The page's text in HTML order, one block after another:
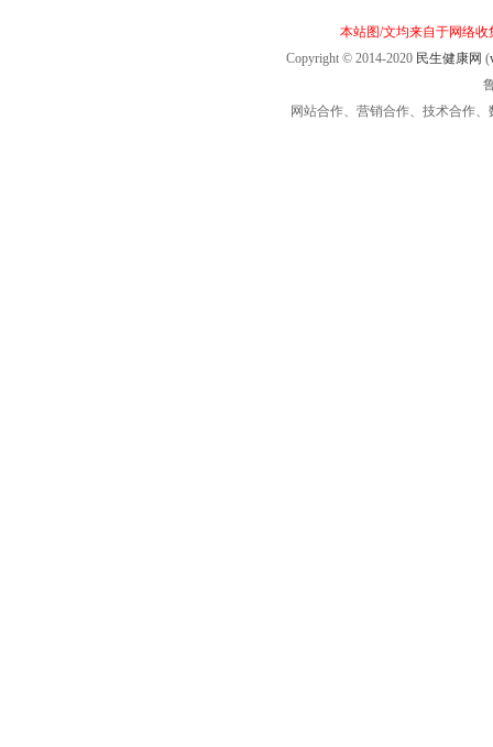
本站图/文均来自于网络
Copyright © 2014-2020 民生健康网 (
网站合作、营销合作、技术合作